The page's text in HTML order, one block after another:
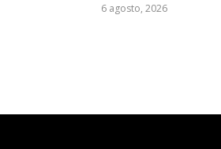
6 agosto, 2026